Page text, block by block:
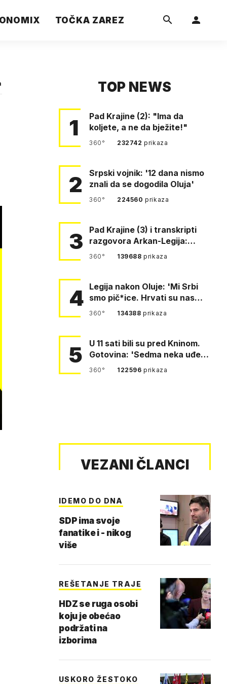
TOČKA ZAREZ
TOP NEWS
1
Pad Krajine (2): "Ima da
koljete, a ne da bježite!"
360° 232742prikaza
2
Srpski vojnik: '12 dana nismo
znali da se dogodila Oluja'
360° 224560prikaza
3
Pad Krajine (3) i transkripti
razgovora Arkan-Legija:
'Čujem, prelazite ustašam…
360° 139688prikaza
4 Legija nakon Oluje: 'Mi Srbi
smo pič*ice. Hrvati su nas
pomeli!'
360° 134388prikaza
5
U 11 sati bili su pred Kninom.
Gotovina: 'Sedma neka uđe,
4. gardijska neka g…
360° 122596prikaza
VEZANI ČLANCI
IDEMO DO DNA
SDP ima svoje
fanatike i - nikog
više
REŠETANJE TRAJE
HDZ se ruga osobi
koju je obećao
podržati na
izborima
USKORO ŽESTOKO